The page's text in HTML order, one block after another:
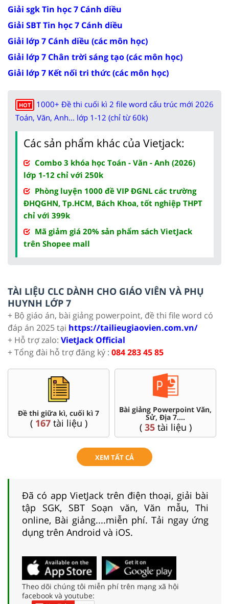
Giải sgk Tin học 7 Cánh diều
Giải SBT Tin học 7 Cánh diều
Giải lớp 7 Cánh diều (các môn học)
Giải lớp 7 Chân trời sáng tạo (các môn học)
Giải lớp 7 Kết nối tri thức (các môn học)
HOT
1000+ Đề thi cuối kì 2 file word cấu trúc mới 2026
Toán, Văn, Anh... lớp 1-12 (chỉ từ 60k)
Các sản phẩm khác của Vietjack:
Combo 3 khóa học Toán - Văn - Anh (2026)
lớp 1-12 chỉ với 250k
Phòng luyện 1000 đề VIP ĐGNL các trường
ĐHQGHN, Tp.HCM, Bách Khoa, tốt nghiệp THPT
chỉ với 399k
Mã giảm giá 20% sản phẩm sách VietJack
trên Shopee mall
TÀI LIỆU CLC DÀNH CHO GIÁO VIÊN VÀ PHỤ
HUYNH LỚP 7
+ Bộ giáo án, bài giảng powerpoint, đề thi file word có
đáp án 2025 tại https://tailieugiaovien.com.vn/
+ Hỗ trợ zalo: VietJack Official
+ Tổng đài hỗ trợ đăng ký : 084 283 45 85
Đề thi giữa kì, cuối kì 7
( 167tài liệu )
Bài giảng Powerpoint Văn,
Sử, Địa 7....
( 35tài liệu )
XEM TẤT CẢ
Đã có app VietJack trên điện thoại, giải bài
tập SGK, SBT Soạn văn, Văn mẫu, Thi
online, Bài giảng....miễn phí. Tải ngay ứng
dụng trên Android và iOS.
Theo dõi chúng tôi miễn phí trên mạng xã hội
facebook và youtube: